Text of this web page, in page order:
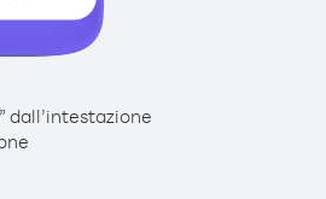
dall’intestazione